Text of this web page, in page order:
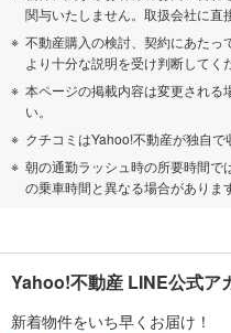
関与いたしません。取扱会社に直
不動産購入の検討、契約にあたっ
より十分な説明を受け判断してく
本ページの掲載内容は変更される
い。
クチコミはYahoo!不動産が独自で
朝の通勤ラッシュ時の所要時間で
の乗車時間と異なる場合があります
Yahoo!不動産 LINE公式ア
新着物件をいち早くお届け！